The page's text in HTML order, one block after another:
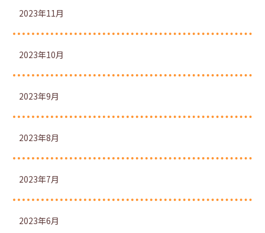
2023年11月
2023年10月
2023年9月
2023年8月
2023年7月
2023年6月